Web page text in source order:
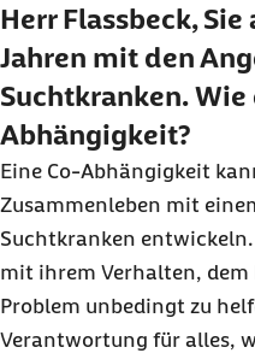
Herr Flassbeck,
Jahren mit den
Suchtkranken.
Abhängigkeit?
Eine Co-Abhängigkeit
Zusammenleben mit
Suchtkranken
mit ihrem Verhalten,
Problem unbedingt zu
Verantwortung für alles,